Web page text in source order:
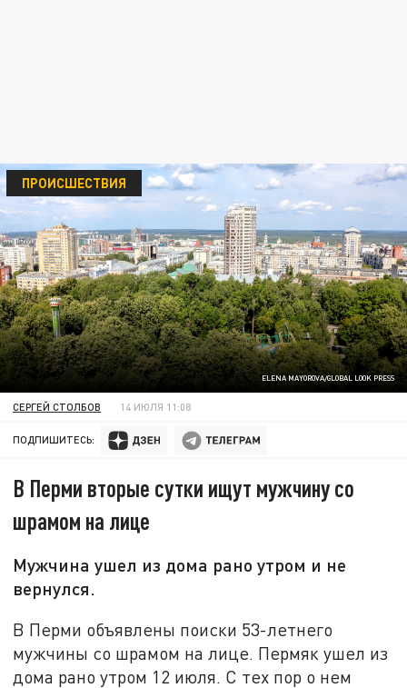
ELENA MAYOROVA/GLOBAL LOOK PRESS
ПРОИСШЕСТВИЯ
СЕРГЕЙ СТОЛБОВ 14 ИЮЛЯ 11:08
ПОДПИШИТЕСЬ:
В Перми вторые сутки ищут мужчину со
шрамом на лице
Мужчина ушел из дома рано утром и не
вернулся.
В Перми объявлены поиски 53-летнего
мужчины со шрамом на лице. Пермяк ушел из
дома рано утром 12 июля. С тех пор о нем